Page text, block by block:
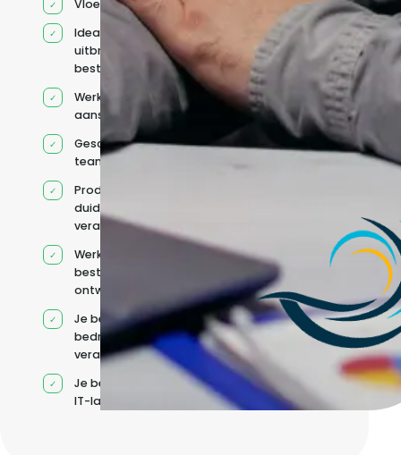
Vloeiend Engels
Ideaal voor het
uitbreiden van
bestaande capaciteit
Werkt onder jouw
aansturing
Geschikt voor hybride
teams
Productcontext en
duidelijke
verantwoordelijkheden
Werkt binnen jouw
bestaande
ontwikkelteam
Je behoudt jouw
bedrijfs- en IT-
verantwoordelijkheden
Je beheert jouw eigen
IT-landschap